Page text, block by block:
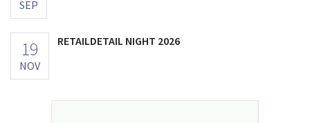
SEP
19
NOV
RETAILDETAIL NIGHT 2026